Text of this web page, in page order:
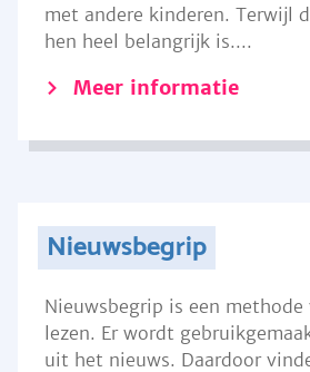
met andere kinderen. Terwijl
hen heel belangrijk is....
Meer informatie
Nieuwsbegrip
Nieuwsbegrip is een methode
lezen. Er wordt
uit het nieuws. Daardoor